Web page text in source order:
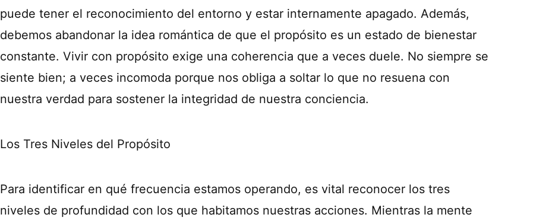
puede tener el reconocimiento del entorno y estar internamente apagado. Además,
debemos abandonar la idea romántica de que el propósito es un estado de bienestar
constante. Vivir con propósito exige una coherencia que a veces duele. No siempre se
siente bien; a veces incomoda porque nos obliga a soltar lo que no resuena con
nuestra verdad para sostener la integridad de nuestra conciencia.
Los Tres Niveles del Propósito
Para identificar en qué frecuencia estamos operando, es vital reconocer los tres
niveles de profundidad con los que habitamos nuestras acciones. Mientras la mente